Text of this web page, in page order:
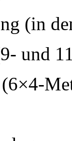
(in
und